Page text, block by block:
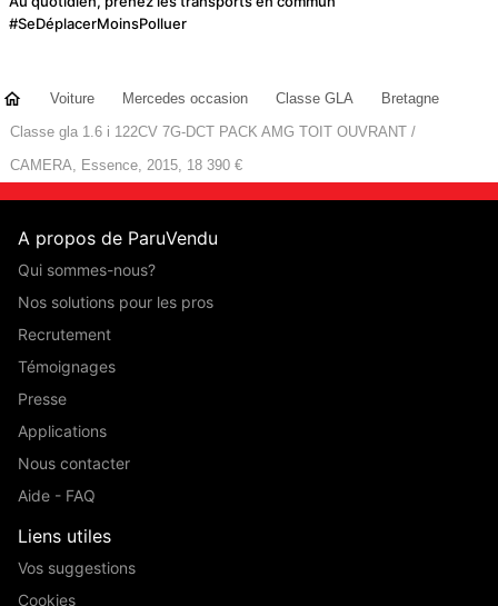
#SeDéplacerMoinsPolluer
Voiture Mercedes occasion Classe GLA
Bretagne
Classe gla 1.6 i 122CV 7G-DCT PACK AMG TOIT OUVRANT /
CAMERA, Essence, 2015, 18 390 €
A propos de ParuVendu
Qui sommes-nous?
Nos solutions pour les pros
Recrutement
Témoignages
Presse
Applications
Nous contacter
Aide - FAQ
Liens utiles
Vos suggestions
Cookies